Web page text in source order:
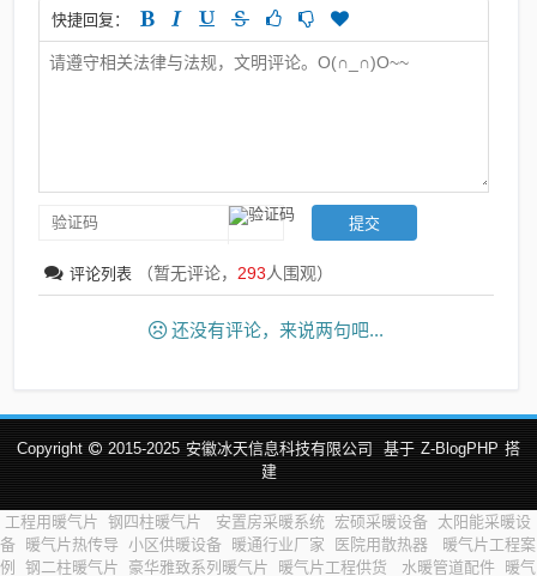
快捷回复：
评论列表 （暂无评论， 293人围观）
还没有评论，来说两句吧...
Copyright 2015-2025 安徽冰天信息科技有限公司 基于 Z-BlogPHP 搭
建
工程用暖气片 钢四柱暖气片 安置房采暖系统 宏硕采暖设备 太阳能采暖设
备
暖气片热传导 小区供暖设备 暖通行业厂家 医院用散热器
暖气片工程案
例
钢二柱暖气片 豪华雅致系列暖气片 暖气片工程供货 水暖管道配件 暖气